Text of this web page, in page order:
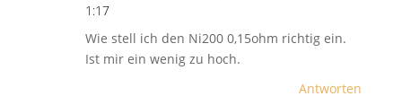
1:17
Wie stell ich den Ni200 0,15ohm richtig ein.
Ist mir ein wenig zu hoch.
Antworten